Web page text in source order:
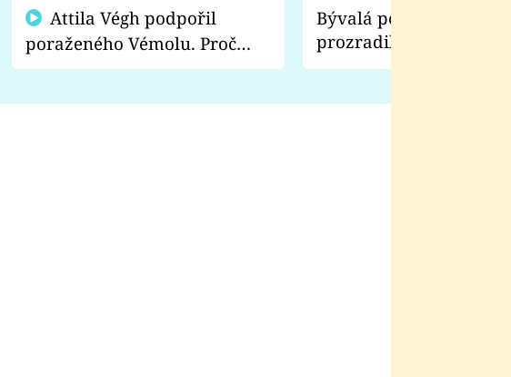
poraženého Vémolu. Proč
chce raději zápasit s ním než
Bývalá pornoherečka
prozradila, co ji
natáčení Euforie.